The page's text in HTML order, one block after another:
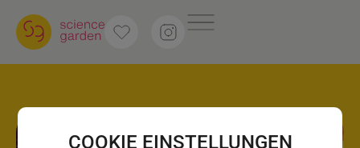
COOKIE EINSTELLUNGEN